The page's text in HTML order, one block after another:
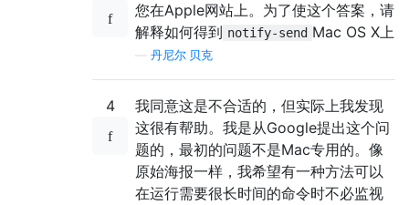
您在Apple网站上。为了使这个答案，请
解释如何得到 notify-send Mac OS X上
丹尼尔·贝克
4
我同意这是不合适的，但实际上我发现
这很有帮助。我是从Google提出这个问
题的，最初的问题不是Mac专用的。像
原始海报一样，我希望有一种方法可以
在运行需要很长时间的命令时不必监视